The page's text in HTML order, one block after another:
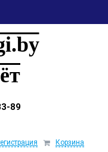
89
Корзина